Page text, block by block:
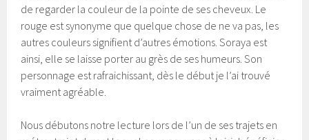
de regarder la couleur de la pointe de ses cheveux. Le
rouge est synonyme que quelque chose de ne va pas, les
autres couleurs signifient d’autres émotions. Soraya est
ainsi, elle se laisse porter au grès de ses humeurs. Son
personnage est rafraichissant, dès le début je l’ai trouvé
vraiment agréable.
Nous débutons notre lecture lors de l’un de ses trajets en